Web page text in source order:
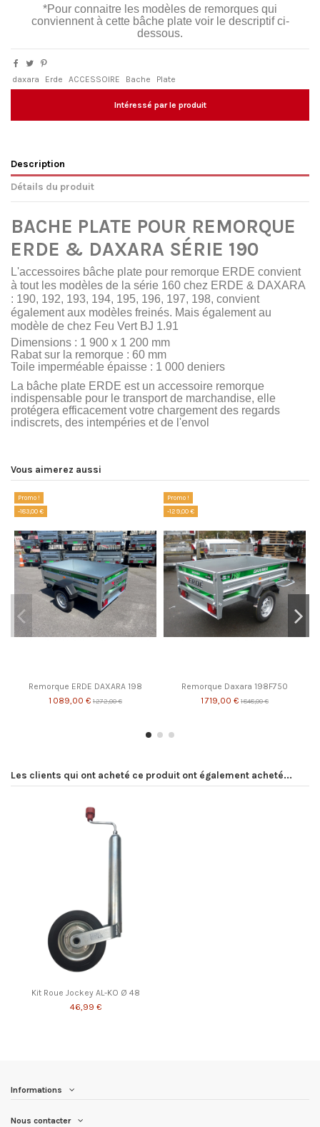
*Pour connaitre les modèles de remorques qui
conviennent à cette bâche plate voir le descriptif ci-
dessous.
daxara Erde ACCESSOIRE Bache Plate
Intéressé par le produit
Description
Détails du produit
BACHE PLATE POUR REMORQUE
ERDE & DAXARA SÉRIE 190
L'accessoires bâche plate pour remorque ERDE convient
à tout les modèles de la série 160 chez ERDE & DAXARA
: 190, 192, 193, 194, 195, 196, 197, 198, convient
également aux modèles freinés. Mais également au
modèle de chez Feu Vert BJ 1.91
Dimensions : 1 900 x 1 200 mm
Rabat sur la remorque : 60 mm
Toile imperméable épaisse : 1 000 deniers
La bâche plate ERDE est un accessoire remorque
indispensable pour le transport de marchandise, elle
protégera efficacement votre chargement des regards
indiscrets, des intempéries et de l'envol
Vous aimerez aussi
Promo !
-183,00 €
Remorque ERDE DAXARA 198
1 089,00 € 1 272,00 €
Promo !
-129,00 €
Remorque Daxara 198F750
1 719,00 € 1 848,00 €
Les clients qui ont acheté ce produit ont également acheté...
Kit Roue Jockey AL-KO Ø 48
46,99 €
Informations
Nous contacter